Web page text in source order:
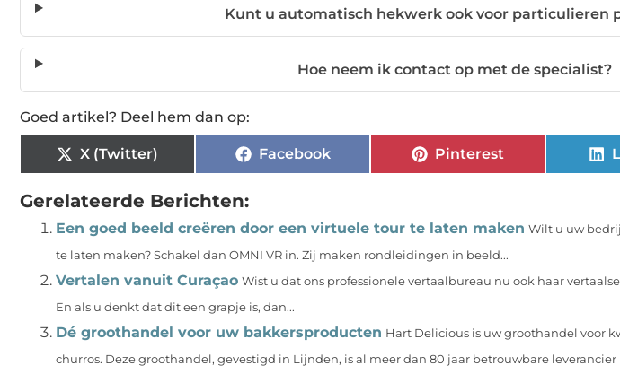
Kunt u automatisch hekwerk ook voor particulieren
Hoe neem ik contact op met de specialist?
Goed artikel? Deel hem dan op:
X (Twitter) Facebook Pinterest
Gerelateerde Berichten:
Een goed beeld creëren door een virtuele tour te laten maken Wilt u uw
te laten maken? Schakel dan OMNI VR in. Zij maken rondleidingen in beeld...
Vertalen vanuit Curaçao Wist u dat ons professionele vertaalbureau nu ook haar
En als u denkt dat dit een grapje is, dan...
Dé groothandel voor uw bakkersproducten Hart Delicious is uw groothandel voor
churros. Deze groothandel, gevestigd in Lijnden, is al meer dan 80 jaar betrouwbare leverancier